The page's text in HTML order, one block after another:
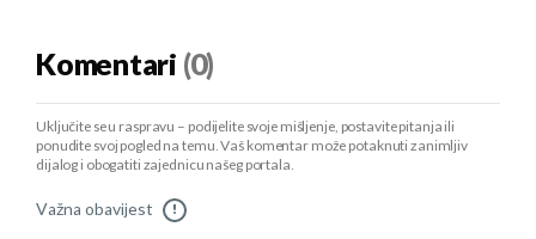
Komentari (0)
Uključite se u raspravu – podijelite svoje mišljenje, postavite pitanja ili
ponudite svoj pogled na temu. Vaš komentar može potaknuti zanimljiv
dijalog i obogatiti zajednicu našeg portala.
Važna obavijest !